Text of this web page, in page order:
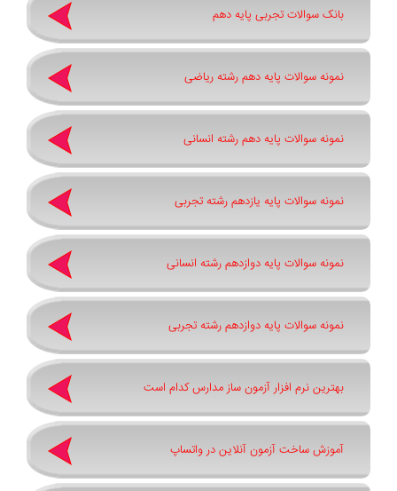
بانک سوالات تجربی پایه دهم
نمونه سوالات پایه دهم رشته ریاضی
نمونه سوالات پایه دهم رشته انسانی
نمونه سوالات پایه یازدهم رشته تجربی
نمونه سوالات پایه دوازدهم رشته انسانی
نمونه سوالات پایه دوازدهم رشته تجربی
بهترین نرم افزار آزمون ساز مدارس کدام است
آموزش ساخت آزمون آنلاین در واتساپ